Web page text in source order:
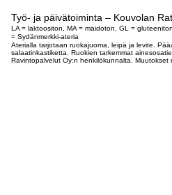
Työ- ja päivätoiminta – Kouvolan
LA = laktoositon, MA = maidoton, GL =
= Sydänmerkki-ateria
Aterialla tarjotaan ruokajuoma, leipä ja levite.
salaatinkastiketta. Ruokien tarkemmat
Ravintopalvelut Oy:n henkilökunnalta. Muutokset